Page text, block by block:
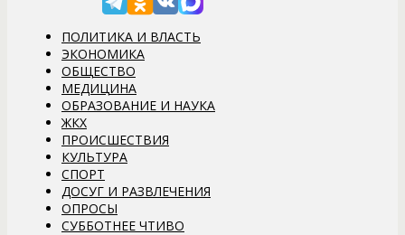
ПОЛИТИКА И ВЛАСТЬ
ЭКОНОМИКА
ОБЩЕСТВО
МЕДИЦИНА
ОБРАЗОВАНИЕ И НАУКА
ЖКХ
ПРОИСШЕСТВИЯ
КУЛЬТУРА
СПОРТ
ДОСУГ И РАЗВЛЕЧЕНИЯ
ОПРОСЫ
СУББОТНЕЕ ЧТИВО